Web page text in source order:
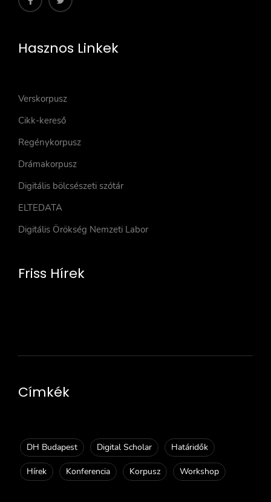
Hasznos Linkek
Verskorpusz
Cikk-kereső
Regénykorpusz
Drámakorpusz
Digitális bölcsészeti szótár
ELTEDATA
Digitális Örökség Nemzeti Labor
Friss Hírek
Címkék
DH Budapest Digital Scholar Határidők
Hírek Konferencia Korpusz Workshop